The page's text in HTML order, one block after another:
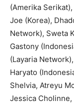
(Amerika
Joe (Korea),
Network), Sweta
Gastony
(Layaria
Haryato
Shelvia, Atreyu
Jessica Cholinne,